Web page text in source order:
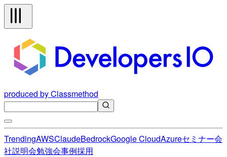
produced by Classmethod
TrendingAWSClaudeBedrockGoogle CloudAzureセミナー会
社説明会勉強会事例採用